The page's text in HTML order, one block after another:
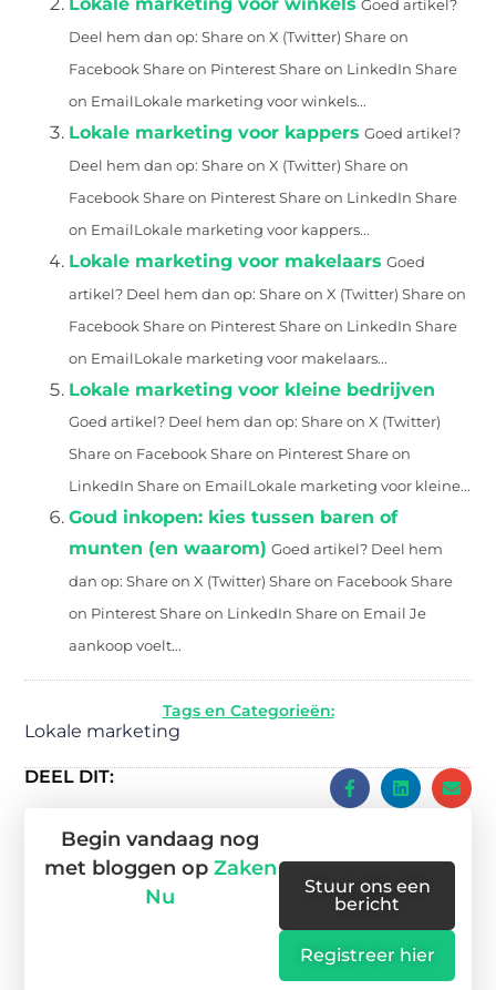
Goed artikel?
Deel hem dan op: Share on X (Twitter) Share on
Facebook Share on Pinterest Share on LinkedIn Share
on EmailLokale marketing voor winkels...
Lokale marketing voor kappers Goed artikel?
Deel hem dan op: Share on X (Twitter) Share on
Facebook Share on Pinterest Share on LinkedIn Share
on EmailLokale marketing voor kappers...
Lokale marketing voor makelaars Goed
artikel? Deel hem dan op: Share on X (Twitter) Share on
Facebook Share on Pinterest Share on LinkedIn Share
on EmailLokale marketing voor makelaars...
Lokale marketing voor kleine bedrijven
Goed artikel? Deel hem dan op: Share on X (Twitter)
Share on Facebook Share on Pinterest Share on
LinkedIn Share on EmailLokale marketing voor kleine...
Goud inkopen: kies tussen baren of
munten (en waarom) Goed artikel? Deel hem
dan op: Share on X (Twitter) Share on Facebook Share
on Pinterest Share on LinkedIn Share on Email Je
aankoop voelt...
Tags en Categorieën:
Lokale marketing
DEEL DIT:
Begin vandaag nog
met bloggen op Zaken
Nu
Stuur ons een
bericht
Registreer hier